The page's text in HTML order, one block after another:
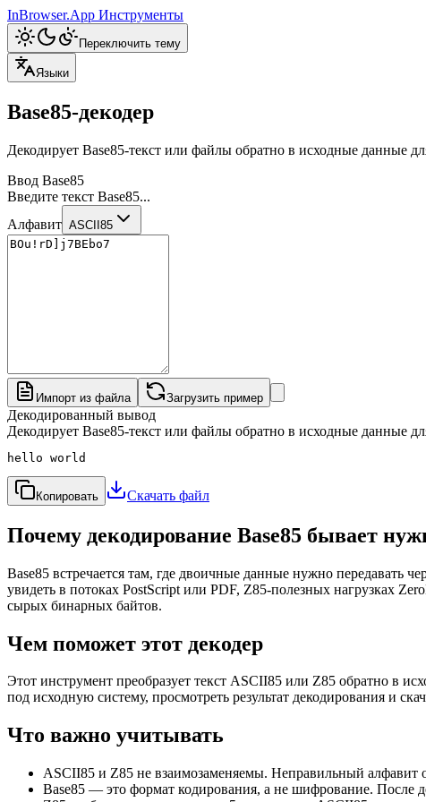
InBrowser.App Инструменты
Переключить тему
Языки
Base85-декодер
Декодирует Base85-текст или файлы обратно в исходные данные
Ввод Base85
Введите текст Base85...
Алфавит ASCII85
Импорт из файла Загрузить пример
Декодированный вывод
Декодирует Base85-текст или файлы обратно в исходные данные
hello world
Копировать Скачать файл
Почему декодирование Base85 бывает
Base85 встречается там, где двоичные данные нужно передавать
увидеть в потоках PostScript или PDF, Z85-полезных нагрузках
сырых бинарных байтов.
Чем поможет этот декодер
Этот инструмент преобразует текст ASCII85 или Z85 обратно в
под исходную систему, просмотреть результат декодирования и
Что важно учитывать
ASCII85 и Z85 не взаимозаменяемы. Неправильный алфавит
Base85 — это формат кодирования, а не шифрование. После